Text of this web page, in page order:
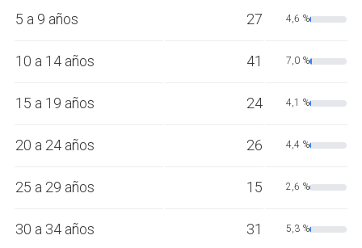
5 a 9 años 27 4,6 %
10 a 14 años 41 7,0 %
15 a 19 años 24 4,1 %
20 a 24 años 26 4,4 %
25 a 29 años 15 2,6 %
30 a 34 años 31 5,3 %